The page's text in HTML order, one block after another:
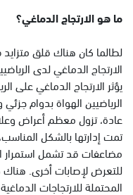
ما هو الارتجاج الدماغي؟
لطالما كان هناك قلق
الارتجاج الدماغي لدى
يؤثر الارتجاج الدماغي على
الرياضيين الهواة بدوام جزئي
عادة، تزول معظم أعراض
تمت إدارتها بالشكل
مضاعفات قد تشمل استمرار
للتعرض لإصابات أخرى.
المحتملة للارتجاجات